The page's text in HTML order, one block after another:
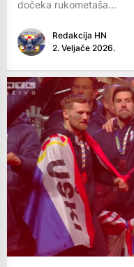
dočeka rukometaša...
Redakcija HN
2. Veljače 2026.